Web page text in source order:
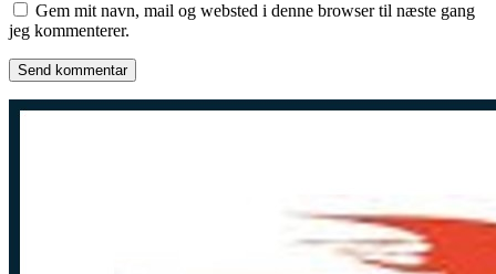
Gem mit navn, mail og websted i denne browser til næste gang
jeg kommenterer.